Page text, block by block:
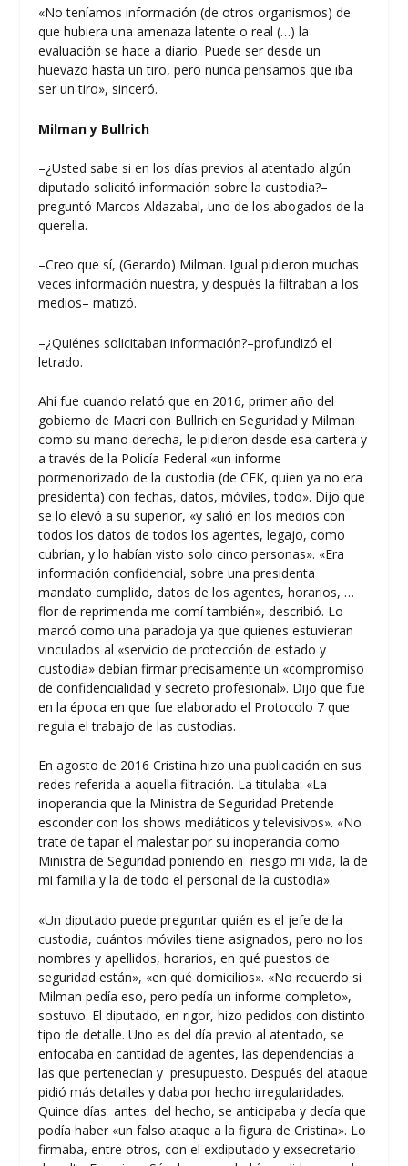
«No teníamos información (de otros organismos) de
que hubiera una amenaza latente o real (…) la
evaluación se hace a diario. Puede ser desde un
huevazo hasta un tiro, pero nunca pensamos que iba
ser un tiro», sinceró.
Milman y Bullrich
–¿Usted sabe si en los días previos al atentado algún
diputado solicitó información sobre la custodia?–
preguntó Marcos Aldazabal, uno de los abogados de la
querella.
–Creo que sí, (Gerardo) Milman. Igual pidieron muchas
veces información nuestra, y después la filtraban a los
medios– matizó.
–¿Quiénes solicitaban información?–profundizó el
letrado.
Ahí fue cuando relató que en 2016, primer año del
gobierno de Macri con Bullrich en Seguridad y Milman
como su mano derecha, le pidieron desde esa cartera y
a través de la Policía Federal «un informe
pormenorizado de la custodia (de CFK, quien ya no era
presidenta) con fechas, datos, móviles, todo». Dijo que
se lo elevó a su superior, «y salió en los medios con
todos los datos de todos los agentes, legajo, como
cubrían, y lo habían visto solo cinco personas». «Era
información confidencial, sobre una presidenta
mandato cumplido, datos de los agentes, horarios, …
flor de reprimenda me comí también», describió. Lo
marcó como una paradoja ya que quienes estuvieran
vinculados al «servicio de protección de estado y
custodia» debían firmar precisamente un «compromiso
de confidencialidad y secreto profesional». Dijo que fue
en la época en que fue elaborado el Protocolo 7 que
regula el trabajo de las custodias.
En agosto de 2016 Cristina hizo una publicación en sus
redes referida a aquella filtración. La titulaba: «La
inoperancia que la Ministra de Seguridad Pretende
esconder con los shows mediáticos y televisivos». «No
trate de tapar el malestar por su inoperancia como
Ministra de Seguridad poniendo en riesgo mi vida, la de
mi familia y la de todo el personal de la custodia».
«Un diputado puede preguntar quién es el jefe de la
custodia, cuántos móviles tiene asignados, pero no los
nombres y apellidos, horarios, en qué puestos de
seguridad están», «en qué domicilios». «No recuerdo si
Milman pedía eso, pero pedía un informe completo»,
sostuvo. El diputado, en rigor, hizo pedidos con distinto
tipo de detalle. Uno es del día previo al atentado, se
enfocaba en cantidad de agentes, las dependencias a
las que pertenecían y presupuesto. Después del ataque
pidió más detalles y daba por hecho irregularidades.
Quince días antes del hecho, se anticipaba y decía que
podía haber «un falso ataque a la figura de Cristina». Lo
firmaba, entre otros, con el exdiputado y exsecretario